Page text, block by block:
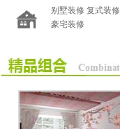
您的位置：------------
别墅装修 复式装修
豪宅装修
推广之道：400-667-5551
您的位置：------------